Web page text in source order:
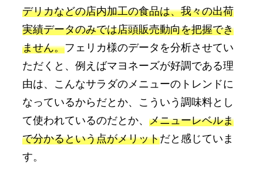
デリカなどの店内加工の食品は、我々の出荷
実績データのみでは店頭販売動向を把握でき
ません。フェリカ様のデータを分析させてい
ただくと、例えばマヨネーズが好調である理
由は、こんなサラダのメニューのトレンドに
なっているからだとか、こういう調味料とし
て使われているのだとか、 メニューレベルま
で分かるという点がメリットだと感じていま
す。